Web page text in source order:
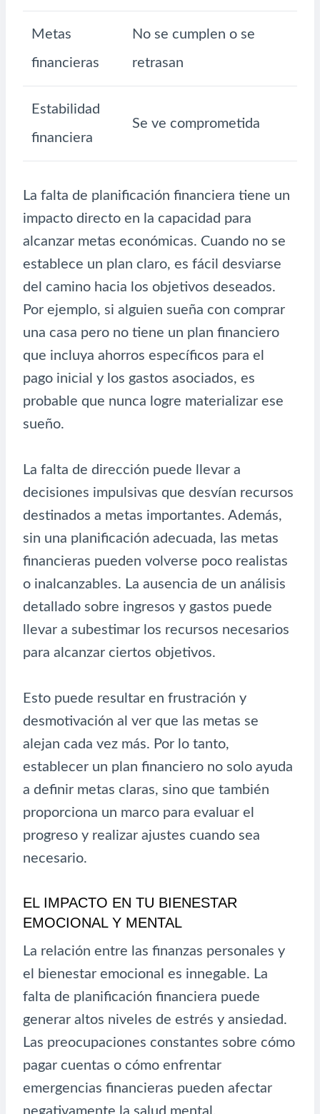
Metas
financieras
No se cumplen o se
retrasan
Estabilidad
financiera
Se ve comprometida
La falta de planificación financiera tiene un
impacto directo en la capacidad para
alcanzar metas económicas. Cuando no se
establece un plan claro, es fácil desviarse
del camino hacia los objetivos deseados.
Por ejemplo, si alguien sueña con comprar
una casa pero no tiene un plan financiero
que incluya ahorros específicos para el
pago inicial y los gastos asociados, es
probable que nunca logre materializar ese
sueño.
La falta de dirección puede llevar a
decisiones impulsivas que desvían recursos
destinados a metas importantes. Además,
sin una planificación adecuada, las metas
financieras pueden volverse poco realistas
o inalcanzables. La ausencia de un análisis
detallado sobre ingresos y gastos puede
llevar a subestimar los recursos necesarios
para alcanzar ciertos objetivos.
Esto puede resultar en frustración y
desmotivación al ver que las metas se
alejan cada vez más. Por lo tanto,
establecer un plan financiero no solo ayuda
a definir metas claras, sino que también
proporciona un marco para evaluar el
progreso y realizar ajustes cuando sea
necesario.
EL IMPACTO EN TU BIENESTAR
EMOCIONAL Y MENTAL
La relación entre las finanzas personales y
el bienestar emocional es innegable. La
falta de planificación financiera puede
generar altos niveles de estrés y ansiedad.
Las preocupaciones constantes sobre cómo
pagar cuentas o cómo enfrentar
emergencias financieras pueden afectar
negativamente la salud mental.